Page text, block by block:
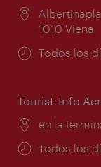
Lugar:
1010 Viena
Horarios
Todos los
Tourist-Info
Lugar:
en la
Horarios
Todos los